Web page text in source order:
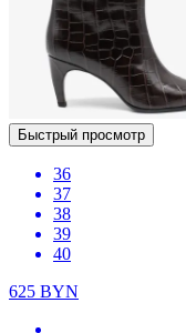
Быстрый просмотр
36
37
38
39
40
625 BYN